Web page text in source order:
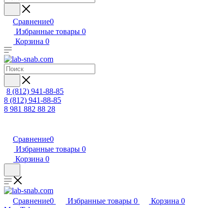
Сравнение0
Избранные товары 0
Корзина 0
8 (812) 941-88-85
8 (812) 941-88-85
8 981 882 88 28
Сравнение0
Избранные товары 0
Корзина 0
Сравнение0 Избранные товары 0 Корзина 0